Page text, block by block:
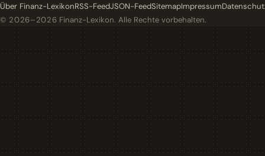
Über Finanz-LexikonRSS-FeedJSON-FeedSitemapImpressum
© 2026–2026 Finanz-Lexikon. Alle Rechte vorbehalten.